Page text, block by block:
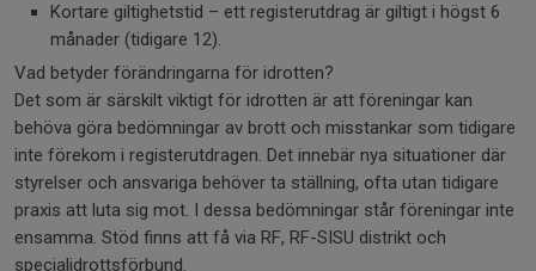
Kortare giltighetstid – ett registerutdrag är giltigt i högst 6
månader (tidigare 12).
Vad betyder förändringarna för idrotten?
Det som är särskilt viktigt för idrotten är att föreningar kan
behöva göra bedömningar av brott och misstankar som tidigare
inte förekom i registerutdragen. Det innebär nya situationer där
styrelser och ansvariga behöver ta ställning, ofta utan tidigare
praxis att luta sig mot. I dessa bedömningar står föreningar inte
ensamma. Stöd finns att få via RF, RF-SISU distrikt och
specialidrottsförbund.